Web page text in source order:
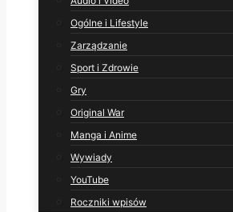
Ogólne i Lifestyle
Zarządzanie
Sport i Zdrowie
Gry
Original War
Manga i Anime
Wywiady
YouTube
Roczniki wpisów